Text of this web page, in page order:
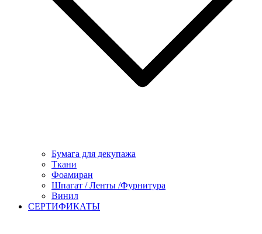
Бумага для декупажа
Ткани
Фоамиран
Шпагат / Ленты /Фурнитура
Винил
СЕРТИФИКАТЫ